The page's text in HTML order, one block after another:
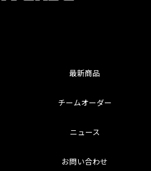
最新商品
チームオーダー
ニュース
お問い合わせ